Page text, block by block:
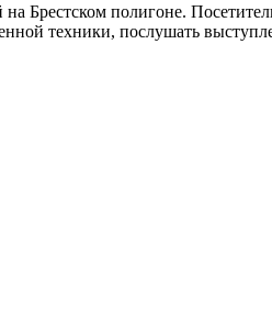
Брестском полигоне.
техники, послушать